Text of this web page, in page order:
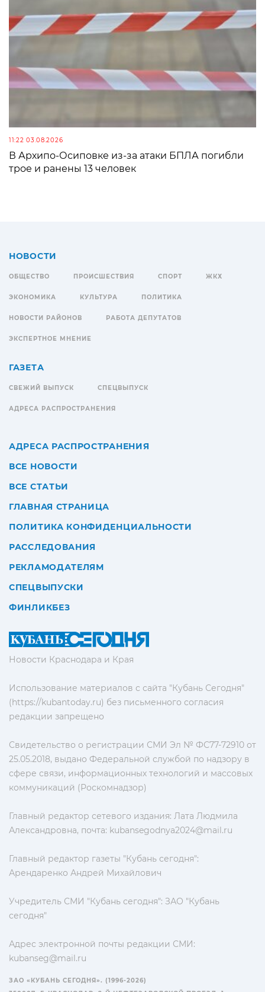
11:22 03.08.2026
В Архипо-Осиповке из-за атаки БПЛА погибли
трое и ранены 13 человек
Новости Краснодара и Края
Использование материалов с сайта "Кубань Сегодня"
(https://kubantoday.ru) без письменного согласия
редакции запрещено
Свидетельство о регистрации СМИ Эл № ФС77-72910 от
25.05.2018, выдано Федеральной службой по надзору в
сфере связи, информационных технологий и массовых
коммуникаций (Роскомнадзор)
Главный редактор сетевого издания: Лата Людмила
Александровна, почта: kubansegodnya2024@mail.ru
Главный редактор газеты "Кубань сегодня":
Арендаренко Андрей Михайлович
Учредитель СМИ "Кубань сегодня": ЗАО "Кубань
сегодня"
Адрес электронной почты редакции СМИ:
kubanseg@mail.ru
НОВОСТИ
ОБЩЕСТВО ПРОИСШЕСТВИЯ СПОРТ ЖКХ
ЭКОНОМИКА КУЛЬТУРА ПОЛИТИКА
НОВОСТИ РАЙОНОВ РАБОТА ДЕПУТАТОВ
ЭКСПЕРТНОЕ МНЕНИЕ
ГАЗЕТА
СВЕЖИЙ ВЫПУСК СПЕЦВЫПУСК
АДРЕСА РАСПРОСТРАНЕНИЯ
АДРЕСА РАСПРОСТРАНЕНИЯ
ВСЕ НОВОСТИ
ВСЕ СТАТЬИ
ГЛАВНАЯ СТРАНИЦА
ПОЛИТИКА КОНФИДЕНЦИАЛЬНОСТИ
РАССЛЕДОВАНИЯ
РЕКЛАМОДАТЕЛЯМ
СПЕЦВЫПУСКИ
ФИНЛИКБЕЗ
ЗАО «КУБАНЬ СЕГОДНЯ». (1996-2026)